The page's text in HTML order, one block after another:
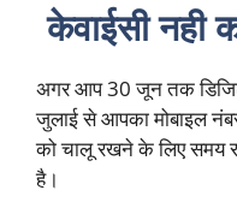
केवाईसी नही
अगर आप 30 जून तक
जुलाई से आपका मोबाइल
को चालू रखने के लिए समय
है।